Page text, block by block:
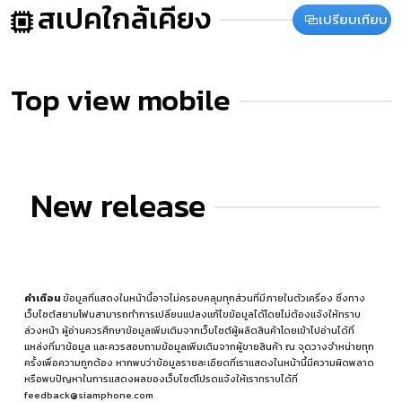
สเปคใกล้เคียง เปรียบเทียบ
Top view mobile
New release
คำเตือนข้อมูลที่แสดงในหน้านี้อาจไม่ครอบคลุมทุกส่วนที่มีภายในตัวเครื่อง ซึ่งทาง
เว็บไซต์สยามโฟนสามารถทำการเปลี่ยนแปลงแก้ไขข้อมูลได้โดยไม่ต้องแจ้งให้ทราบ
ล่วงหน้า ผู้อ่านควรศึกษาข้อมูลเพิ่มเติมจากเว็บไซต์ผู้ผลิตสินค้าโดยเข้าไปอ่านได้ที่
แหล่งที่มาข้อมูล และควรสอบถามข้อมูลเพิ่มเติมจากผู้ขายสินค้า ณ จุดวางจำหน่ายทุก
ครั้งเพื่อความถูกต้อง หากพบว่าข้อมูลรายละเอียดที่เราแสดงในหน้านี้มีความผิดพลาด
หรือพบปัญหาในการแสดงผลของเว็บไซต์โปรดแจ้งให้เราทราบได้ที่
feedback@siamphone.com